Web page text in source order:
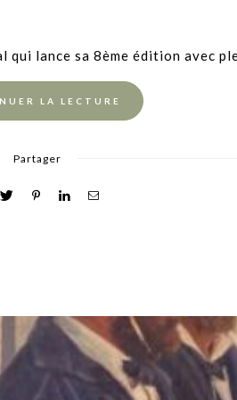
lance sa 8ème édition avec
LA LECTURE
Partager